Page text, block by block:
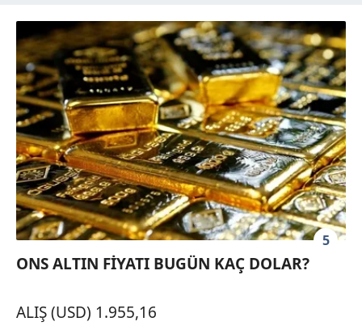
5
ONS ALTIN FİYATI BUGÜN KAÇ DOLAR?
ALIŞ (USD) 1.955,16